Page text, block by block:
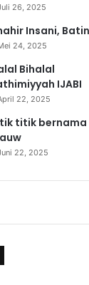
26, 2025
Insani,
24, 2025
Bihalal
IJABI
22, 2025
titik bernama
22, 2025